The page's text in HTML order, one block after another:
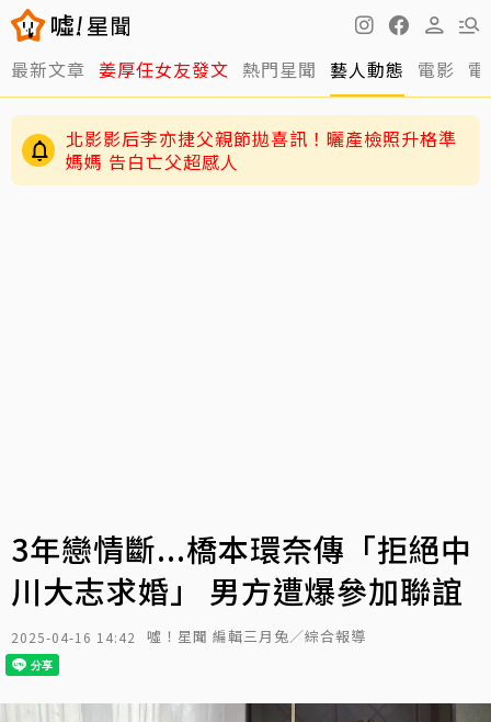
最新文章 姜厚任女友發文 熱門星聞 藝人動態 電影
北影影后李亦捷父親節拋喜訊！曬產檢照升格準
媽媽 告白亡父超感人
3年戀情斷...橋本環奈傳「拒絕中
川大志求婚」 男方遭爆參加聯誼
2025-04-16 14:42 噓！星聞 編輯三月兔／綜合報導